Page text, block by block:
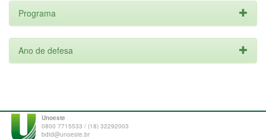
Programa
Ano de defesa
Unoeste
0800 7715533 / (18) 32292003
bdtd@unoeste.br